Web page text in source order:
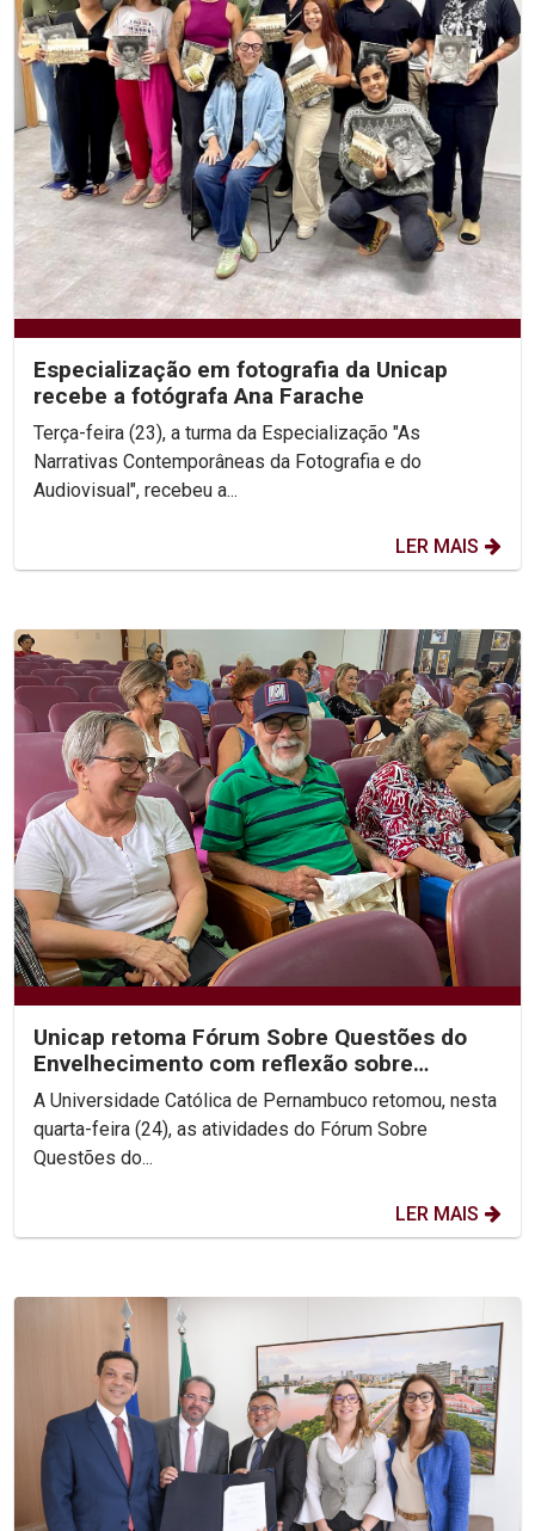
Especialização em fotografia da Unicap
recebe a fotógrafa Ana Farache
Terça-feira (23), a turma da Especialização "As
Narrativas Contemporâneas da Fotografia e do
Audiovisual", recebeu a...
LER MAIS
Unicap retoma Fórum Sobre Questões do
Envelhecimento com reflexão sobre
Ecologia Integral
A Universidade Católica de Pernambuco retomou, nesta
quarta-feira (24), as atividades do Fórum Sobre
Questões do...
LER MAIS